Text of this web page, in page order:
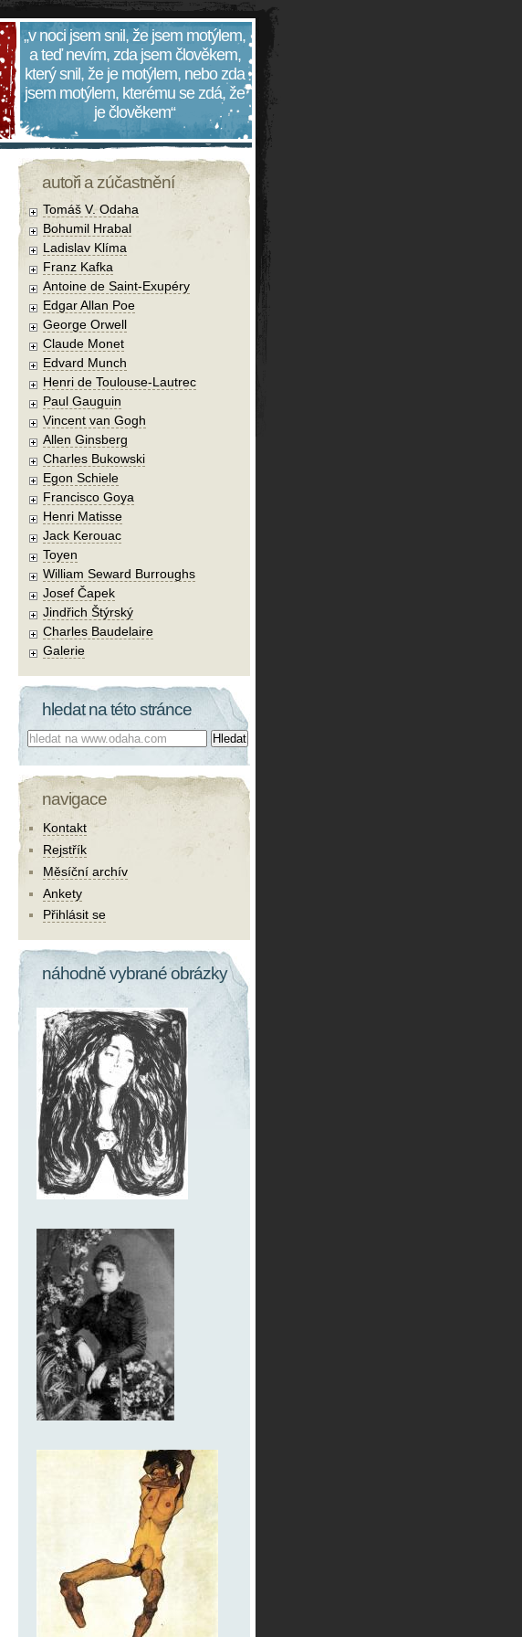
„v noci jsem snil, že jsem motýlem,
a teď nevím, zda jsem člověkem,
který snil, že je motýlem, nebo zda
jsem motýlem, kterému se zdá, že
je člověkem“
autoři a zúčastnění
Tomáš V. Odaha
Bohumil Hrabal
Ladislav Klíma
Franz Kafka
Antoine de Saint-Exupéry
Edgar Allan Poe
George Orwell
Claude Monet
Edvard Munch
Henri de Toulouse-Lautrec
Paul Gauguin
Vincent van Gogh
Allen Ginsberg
Charles Bukowski
Egon Schiele
Francisco Goya
Henri Matisse
Jack Kerouac
Toyen
William Seward Burroughs
Josef Čapek
Jindřich Štýrský
Charles Baudelaire
Galerie
hledat na této stránce
Co hledat:
navigace
Kontakt
Rejstřík
Měsíční archív
Ankety
Přihlásit se
náhodně vybrané obrázky